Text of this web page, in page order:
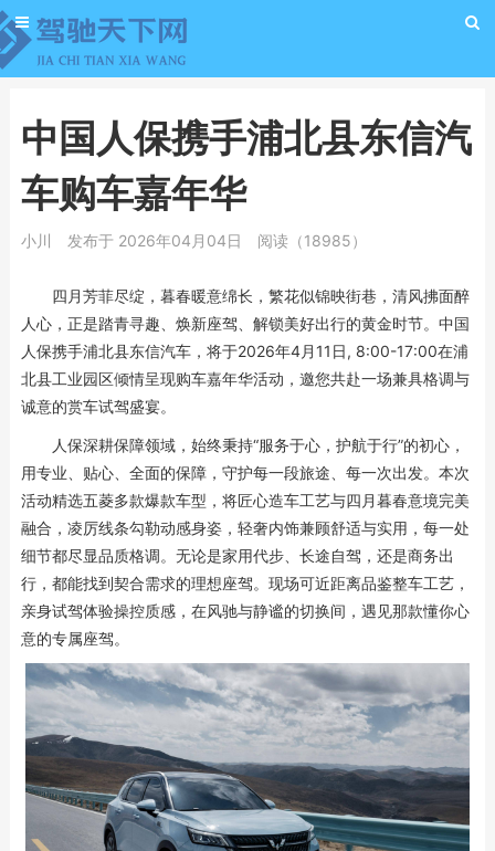
中国人保携手浦北县东信汽
车购车嘉年华
小川 发布于 2026年04月04日 阅读（18985）
四月芳菲尽绽，暮春暖意绵长，繁花似锦映街巷，清风拂面醉
人心，正是踏青寻趣、焕新座驾、解锁美好出行的黄金时节。中国
人保携手浦北县东信汽车，将于2026年4月11日, 8:00-17:00在浦
北县工业园区倾情呈现购车嘉年华活动，邀您共赴一场兼具格调与
诚意的赏车试驾盛宴。
人保深耕保障领域，始终秉持“服务于心，护航于行”的初心，
用专业、贴心、全面的保障，守护每一段旅途、每一次出发。本次
活动精选五菱多款爆款车型，将匠心造车工艺与四月暮春意境完美
融合，凌厉线条勾勒动感身姿，轻奢内饰兼顾舒适与实用，每一处
细节都尽显品质格调。无论是家用代步、长途自驾，还是商务出
行，都能找到契合需求的理想座驾。现场可近距离品鉴整车工艺，
亲身试驾体验操控质感，在风驰与静谧的切换间，遇见那款懂你心
意的专属座驾。